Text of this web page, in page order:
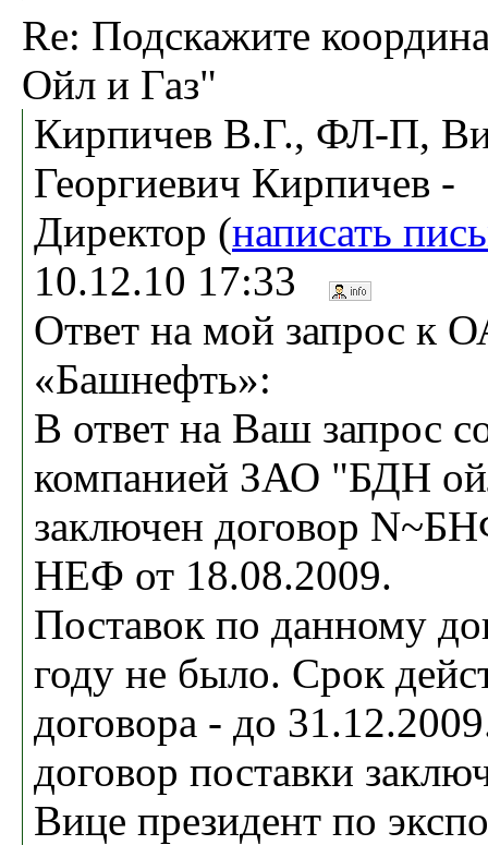
Re: Подскажите
Ойл и Газ"
Кирпичев В.Г., ФЛ-П,
Георгиевич Кирпичев -
Директор (написать
10.12.10 17:33
Ответ на мой запрос к
«Башнефть»:
В ответ на Ваш запрос
компанией ЗАО "БДН
заключен договор
НЕФ от 18.08.2009.
Поставок по данному
году не было. Срок
договора - до
договор поставки
Вице президент по